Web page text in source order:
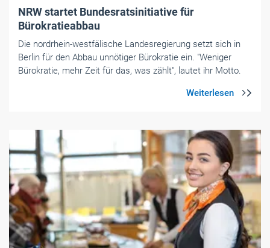
NRW startet Bundesratsinitiative für
Bürokratieabbau
Die nordrhein-westfälische Landesregierung setzt sich in
Berlin für den Abbau unnötiger Bürokratie ein. "Weniger
Bürokratie, mehr Zeit für das, was zählt", lautet ihr Motto.